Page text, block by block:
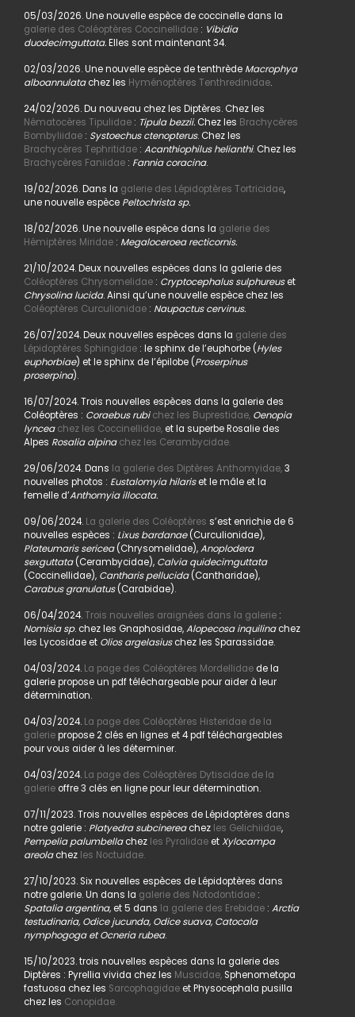
05/03/2026. Une nouvelle espèce de coccinelle dans la
galerie des Coléoptères Coccinellidae: Vibidia
duodecimguttata.Elles sont maintenant 34.
02/03/2026. Une nouvelle espèce de tenthrède Macrophya
alboannulatachez les Hyménoptères Tenthredinidae.
24/02/2026. Du nouveau chez les Diptères. Chez les
Nématocères Tipulidae: Tipula bezzii. Chez les Brachycères
Bombyliidae: Systoechus ctenopterus. Chez les
Brachycères Tephritidae: Acanthiophilus helianthi. Chez les
Brachycères Faniidae: Fannia coracina.
19/02/2026. Dans la galerie des Lépidoptères Tortricidae,
une nouvelle espèce Peltochrista sp.
18/02/2026. Une nouvelle espèce dans la galerie des
Hémiptères Miridae: Megaloceroea recticornis.
21/10/2024. Deux nouvelles espèces dans la galerie des
Coléoptères Chrysomelidae: Cryptocephalus sulphureuset
Chrysolina lucida. Ainsi qu’une nouvelle espèce chez les
Coléoptères Curculionidae : Naupactus cervinus.
26/07/2024. Deux nouvelles espèces dans la galerie des
Lépidoptères Sphingidae: le sphinx de l’euphorbe (Hyles
euphorbiae) et le sphinx de l’épilobe (Proserpinus
proserpina).
16/07/2024. Trois nouvelles espèces dans la galerie des
Coléoptères : Coraebus rubi chez les Buprestidae, Oenopia
lyncea chez les Coccinellidae,et la superbe Rosalie des
Alpes Rosalia alpina chez les Cerambycidae.
29/06/2024. Dans la galerie des Diptères Anthomyidae,3
nouvelles photos : Eustalomyia hilariset le mâle et la
femelle d’Anthomyia illocata.
09/06/2024.La galerie des Coléoptères s’est enrichie de 6
nouvelles espèces : Lixus bardanae(Curculionidae),
Plateumaris sericea(Chrysomelidae),Anoplodera
sexguttata(Cerambycidae), Calvia quidecimguttata
(Coccinellidae), Cantharis pellucida(Cantharidae),
Carabus granulatus(Carabidae).
06/04/2024.Trois nouvelles araignées dans la galerie:
Nomisia sp. chez les Gnaphosidae,Alopecosa inquilinachez
les Lycosidae et Olios argelasiuschez les Sparassidae.
04/03/2024. La page des Coléoptères Mordellidaede la
galerie propose un pdf téléchargeable pour aider à leur
détermination.
04/03/2024. La page des Coléoptères Histeridae de la
galeriepropose 2 clés en lignes et 4 pdf téléchargeables
pour vous aider à les déterminer.
04/03/2024. La page des Coléoptères Dytiscidae de la
galerieoffre 3 clés en ligne pour leur détermination.
07/11/2023. Trois nouvelles espèces de Lépidoptères dans
notre galerie : Platyedra subcinereachez les Gelichiidae,
Pempelia palumbellachez les PyralidaeetXylocampa
areolachez les Noctuidae.
27/10/2023. Six nouvelles espèces de Lépidoptères dans
notre galerie. Un dans la galerie des Notodontidae:
Spatalia argentina, et 5 dans la galerie des Erebidae: Arctia
testudinaria, Odice jucunda, Odice suava, Catocala
nymphogoga et Ocneria rubea.
15/10/2023. trois nouvelles espèces dans la galerie des
Diptères : Pyrellia vivida chez les Muscidae,Sphenometopa
fastuosa chez les Sarcophagidaeet Physocephala pusilla
chez les Conopidae.